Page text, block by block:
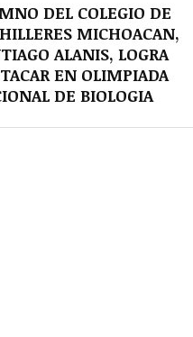
DEL COLEGIO DE
MICHOACAN,
ALANIS, LOGRA
EN OLIMPIADA
DE BIOLOGIA